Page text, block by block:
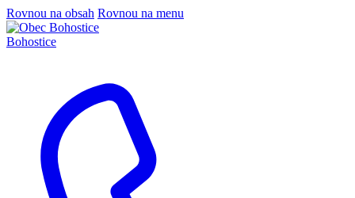
Rovnou na obsah Rovnou na menu
Bohostice